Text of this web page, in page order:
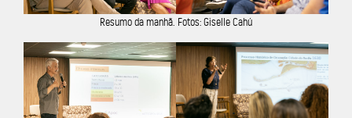
Resumo da manhã. Fotos: Giselle Cahú